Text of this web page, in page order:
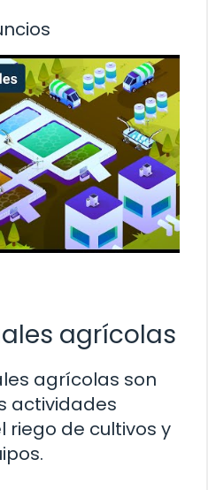
agrícolas
agrícolas son
actividades
riego de cultivos y